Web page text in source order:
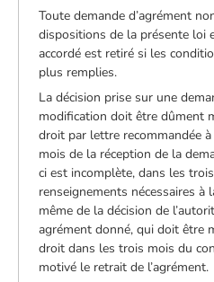
Toute demande d’agrément
dispositions de la présente loi
accordé est retiré si les
plus remplies.
La décision prise sur une
modification doit être dûment
droit par lettre recommandée
mois de la réception de la
ci est incomplète, dans les
renseignements nécessaires à
même de la décision de
agrément donné, qui doit être
droit dans les trois mois du
motivé le retrait de l’agrément.